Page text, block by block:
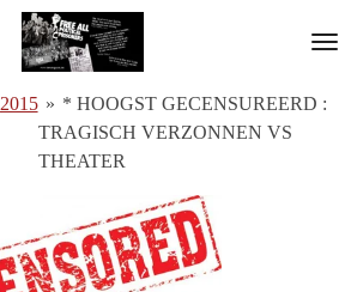
2015 » * HOOGST GECENSUREERD :
TRAGISCH VERZONNEN VS
THEATER